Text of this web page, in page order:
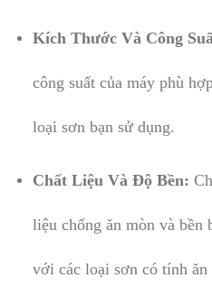
Kích Thước Và Công
công suất của máy phù
loại sơn bạn sử dụng.
Chất Liệu Và Độ Bền:
liệu chống ăn mòn và
với các loại sơn có tính ăn